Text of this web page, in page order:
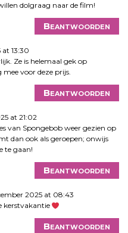
dolgraag naar de film!
Beantwoorden
13:30
Ze is helemaal gek op
mee voor deze prijs.
Beantwoorden
at 21:02
van Spongebob weer gezien op
dan ook als geroepen; onwijs
te gaan!
Beantwoorden
2025 at 08:43
kerstvakantie
Beantwoorden